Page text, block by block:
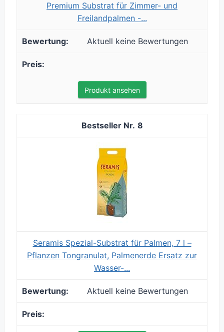
Premium Substrat für Zimmer- und
Freilandpalmen -...
Aktuell keine Bewertungen
Produkt ansehen
8
Seramis Spezial-Substrat für Palmen, 7 l –
Pflanzen Tongranulat, Palmenerde Ersatz zur
Wasser-...
Aktuell keine Bewertungen